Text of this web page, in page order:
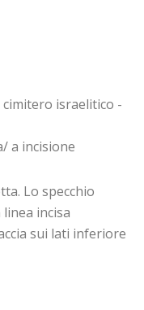
cimitero israelitico -
a incisione
Lo specchio
incisa
sui lati inferiore